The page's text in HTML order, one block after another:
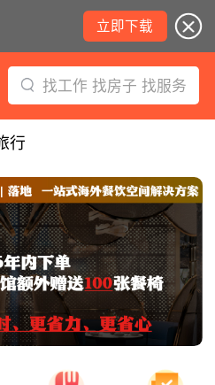
立即下载
找工作 找房子 找服务
行